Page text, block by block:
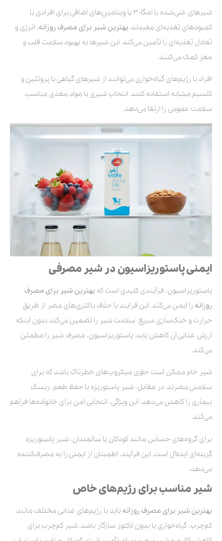
شیرهای غنی‌شده با امگا-۳ یا ویتامین‌های اضافی برای افرادی با
کمبودهای تغذیه‌ای مفیدند. بهترین شیر برای مصرف روزانه، انرژی و
تعادل تغذیه‌ای را تأمین می‌کند. این شیرها به بهبود سلامت قلب و
مغز کمک می‌کنند.
افراد با رژیم‌های گیاه‌خواری می‌توانند از شیرهای گیاهی با پروتئین و
کلسیم مشابه استفاده کنند. انتخاب شیری با مواد مغذی مناسب،
سلامت عمومی را ارتقا می‌دهد.
ایمنی پاستوریزاسیون در شیر مصرفی
پاستوریزاسیون، فرآیندی کلیدی است که بهترین شیر برای مصرف
روزانه را ایمن می‌کند. این فرآیند با حذف باکتری‌های مضر از طریق
حرارت و خنک‌سازی سریع، سلامت شیر را تضمین می‌کند بدون اینکه
ارزش غذایی آن کاهش یابد. پاستوریزاسیون، مصرف شیر را مطمئن
می‌کند.
شیر خام ممکن است حاوی میکروب‌های خطرناک باشد که برای
سلامتی مضرند. در مقابل، شیر پاستوریزه با حفظ طعم، ریسک
بیماری را کاهش می‌دهد. این ویژگی، انتخابی امن برای خانواده‌ها فراهم
می‌کند.
برای گروه‌های حساس مانند کودکان یا سالمندان، شیر پاستوریزه
گزینه‌ای ایده‌آل است. این فرآیند، اطمینان از ایمنی را به مصرف‌کننده
می‌دهد.
شیر مناسب برای رژیم‌های خاص
بهترین شیر برای مصرف روزانه باید با رژیم‌های غذایی مختلف مانند
کم‌چرب، گیاه‌خواری یا بدون لاکتوز سازگار باشد. شیر کم‌چرب برای